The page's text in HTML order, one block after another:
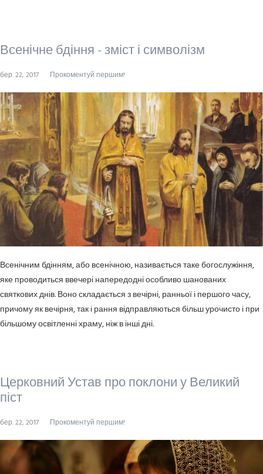
Всенічне бдіння - зміст і символізм
бер. 22, 2017 Прокоментуй першим!
Всенічним бдінням, або всенічною, називається таке богослужіння,
яке проводиться ввечері напередодні особливо шанованих
святкових днів. Воно складається з вечірні, ранньої і першого часу,
причому як вечірня, так і рання відправляються більш урочисто і при
більшому освітленні храму, ніж в інші дні.
Церковний Устав про поклони у Великий
піст
бер. 22, 2017 Прокоментуй першим!